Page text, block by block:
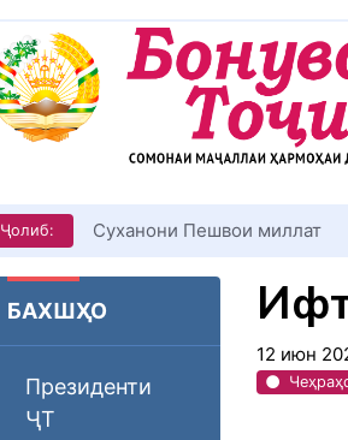
Ҷолиб: КИТОБХОНИРО ДАР ХУД
БАХШҲО
Президенти
ҶТ
12 июн